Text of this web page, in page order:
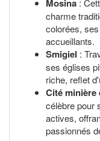
Mosina
charme
colorées,
accueillants.
Smigiel :
ses églises
riche, reflet
Cité minière
célèbre pour
actives,
passionnés